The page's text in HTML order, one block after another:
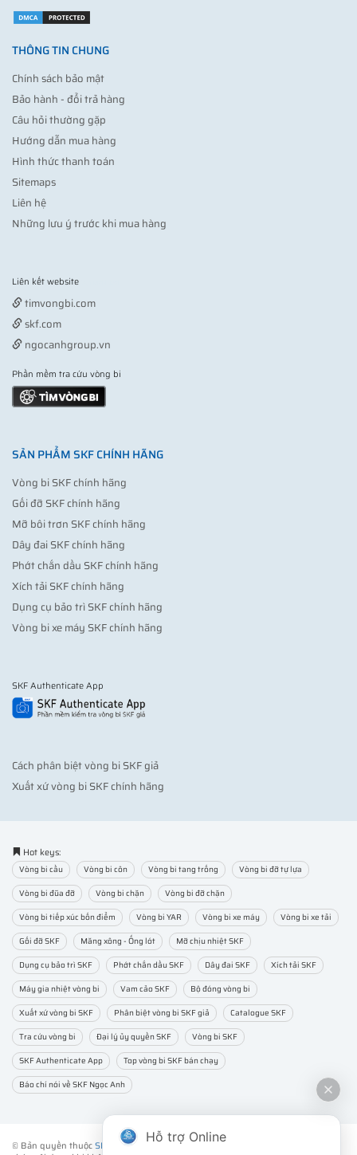
THÔNG TIN CHUNG
Chính sách bảo mật
Bảo hành - đổi trả hàng
Câu hỏi thường gặp
Hướng dẫn mua hàng
Hình thức thanh toán
Sitemaps
Liên hệ
Những lưu ý trước khi mua hàng
Liên kết website
timvongbi.com
skf.com
ngocanhgroup.vn
Phần mềm tra cứu vòng bi
SẢN PHẨM SKF CHÍNH HÃNG
Vòng bi SKF chính hãng
Gối đỡ SKF chính hãng
Mỡ bôi trơn SKF chính hãng
Dây đai SKF chính hãng
Phớt chắn dầu SKF chính hãng
Xích tải SKF chính hãng
Dụng cụ bảo trì SKF chính hãng
Vòng bi xe máy SKF chính hãng
SKF Authenticate App
Cách phân biệt vòng bi SKF giả
Xuất xứ vòng bi SKF chính hãng
Hot keys:
Vòng bi cầu Vòng bi côn Vòng bi tang trống
Vòng bi đỡ tự lựa
Vòng bi đũa đỡ
Vòng bi chặn
Vòng bi đỡ chặn
Vòng bi tiếp xúc bốn điểm
Vòng bi YAR Vòng bi xe máy
Vòng bi xe tải
Gối đỡ SKF
Măng xông - Ống lót
Mỡ chịu nhiệt SKF
Dụng cụ bảo trì SKF
Phớt chắn dầu SKF Dây đai SKF
Xích tải SKF
Máy gia nhiệt vòng bi
Vam cảo SKF
Bộ đóng vòng bi
Xuất xứ vòng bi SKF
Phân biệt vòng bi SKF giả
Catalogue SKF
Tra cứu vòng bi
Đại lý ủy quyền SKF
Vòng bi SKF
SKF Authenticate App
Top vòng bi SKF bán chạy
Báo chí nói về SKF Ngọc Anh
© Bản quyền thuộcSKF NGỌC ANH. ® All rights reserved - Vui lòng không sao
Hỗ trợ Online